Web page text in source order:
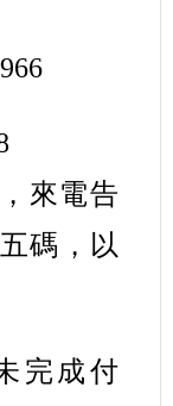
來電告
碼，以
完成付